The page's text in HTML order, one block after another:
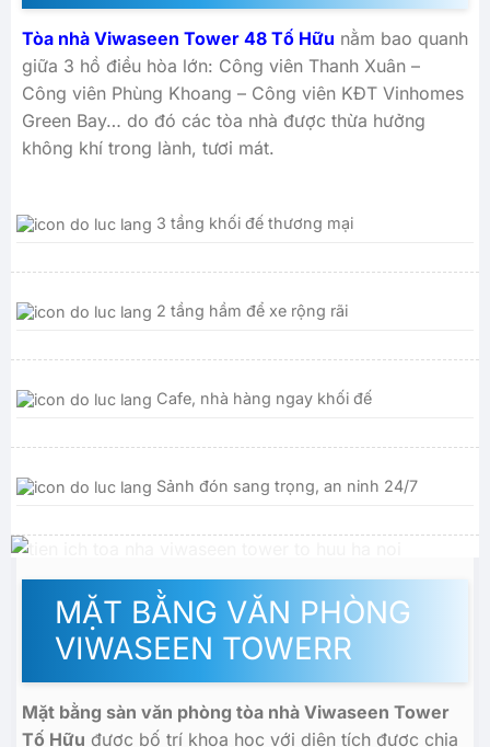
Tòa nhà Viwaseen Tower 48 Tố Hữu nằm bao quanh
giữa 3 hồ điều hòa lớn: Công viên Thanh Xuân –
Công viên Phùng Khoang – Công viên KĐT Vinhomes
Green Bay… do đó các tòa nhà được thừa hưởng
không khí trong lành, tươi mát.
3 tầng khối đế thương mại
2 tầng hầm để xe rộng rãi
Cafe, nhà hàng ngay khối đế
Sảnh đón sang trọng, an ninh 24/7
MẶT BẰNG VĂN PHÒNG
VIWASEEN TOWERR
Mặt bằng sàn văn phòng tòa nhà Viwaseen Tower
Tố Hữu được bố trí khoa học với diện tích được chia